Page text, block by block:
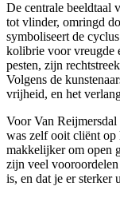
De centrale beeldtaal
tot vlinder, omringd
symboliseert de
kolibrie voor vreugde
pesten, zijn
Volgens de
vrijheid, en het
Voor Van
was zelf ooit cliënt op
makkelijker om open
zijn veel
is, en dat je er sterker